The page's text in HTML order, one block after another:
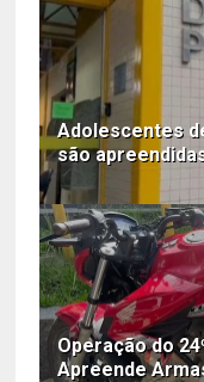
Adolescentes
são
Operação do
Apreende